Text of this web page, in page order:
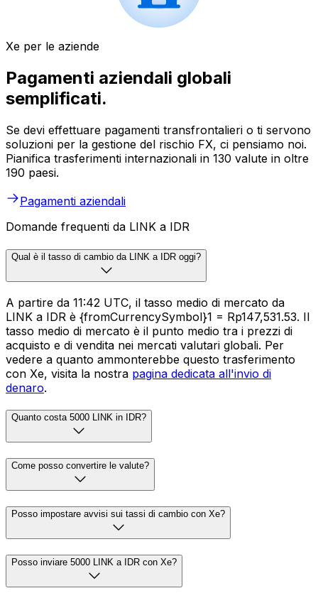
Xe per le aziende
Pagamenti aziendali globali
semplificati.
Se devi effettuare pagamenti transfrontalieri o ti servono
soluzioni per la gestione del rischio FX, ci pensiamo noi.
Pianifica trasferimenti internazionali in 130 valute in oltre
190 paesi.
Pagamenti aziendali
Domande frequenti da LINK a IDR
Qual è il tasso di cambio da LINK a IDR oggi?
A partire da 11:42 UTC, il tasso medio di mercato da
LINK a IDR è {fromCurrencySymbol}1 = Rp147,531.53. Il
tasso medio di mercato è il punto medio tra i prezzi di
acquisto e di vendita nei mercati valutari globali. Per
vedere a quanto ammonterebbe questo trasferimento
con Xe, visita la nostra pagina dedicata all'invio di
denaro.
Quanto costa 5000 LINK in IDR?
Come posso convertire le valute?
Posso impostare avvisi sui tassi di cambio con Xe?
Posso inviare 5000 LINK a IDR con Xe?